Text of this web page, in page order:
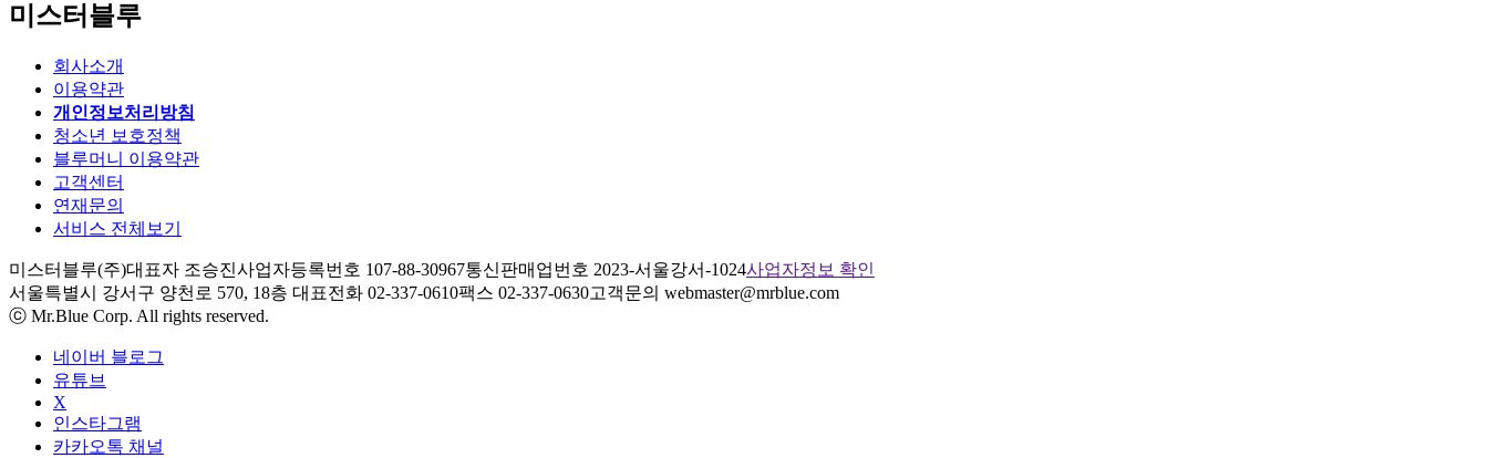
미스터블루
회사소개
이용약관
개인정보처리방침
청소년 보호정책
블루머니 이용약관
고객센터
연재문의
서비스 전체보기
미스터블루(주)대표자 조승진사업자등록번호 107-88-30967통신판매업번호 2023-서울강서-1024사업자정보 확인
서울특별시 강서구 양천로 570, 18층 대표전화 02-337-0610팩스 02-337-0630고객문의 webmaster@mrblue.com
ⓒ Mr.Blue Corp. All rights reserved.
네이버 블로그
유튜브
X
인스타그램
카카오톡 채널